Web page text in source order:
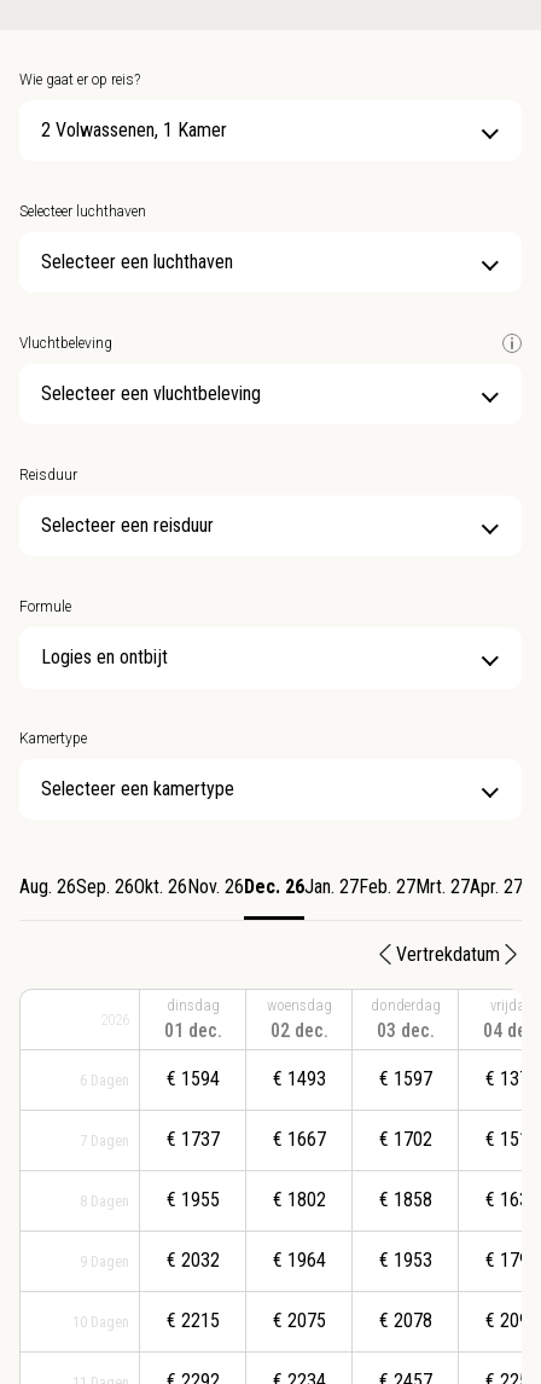
Wie gaat er op reis?
2 Volwassenen, 1 Kamer
Selecteer luchthaven
Selecteer een luchthaven
Vluchtbeleving
Selecteer een vluchtbeleving
Reisduur
Selecteer een reisduur
Formule
Kamertype
Selecteer een kamertype
Aug. 26Sep. 26Okt. 26 Nov. 26 Dec. 26Jan. 27Feb. 27Mrt. 27Apr. 27
Vertrekdatum
2026
6 Dagen
7 Dagen
8 Dagen
9 Dagen
10 Dagen
dinsdag
01 dec.
€ 1594
€ 1737
€ 1955
€ 2032
€ 2215
woensdag
02 dec.
€ 1493
€ 1667
€ 1802
€ 1964
€ 2075
donderdag
03 dec.
€ 1597
€ 1702
€ 1858
€ 1953
€ 2078
vrijdag
04 dec.
€ 1379
€ 1519
€ 1630
€ 1791
€ 2096